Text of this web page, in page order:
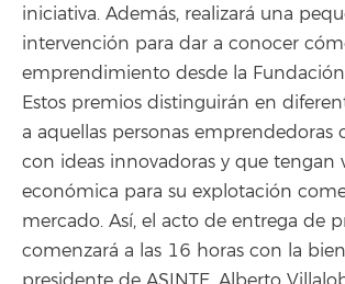
iniciativa. Además, realizará una
intervención para dar a conocer
emprendimiento desde la Fundación
Estos premios distinguirán en
a aquellas personas emprendedoras
con ideas innovadoras y que tengan
económica para su explotación
mercado. Así, el acto de entrega de
comenzará a las 16 horas con la